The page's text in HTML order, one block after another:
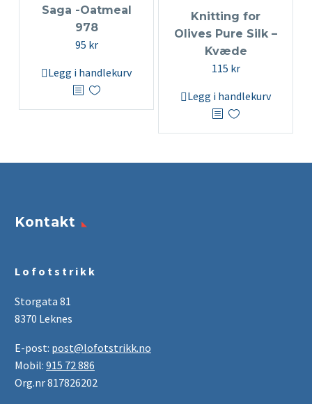
Saga -Oatmeal
978
95 kr
Legg i handlekurv
Knitting for
Olives Pure Silk –
Kvæde
115 kr
Legg i handlekurv
Kontakt
L o f o t s t r i k k
Storgata 81
8370 Leknes
E-post: post@lofotstrikk.no
Mobil: 915 72 886
Org.nr 817826202